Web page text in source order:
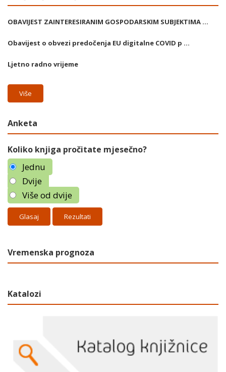
OBAVIJEST ZAINTERESIRANIM GOSPODARSKIM SUBJEKTIMA ...
Obavijest o obvezi predočenja EU digitalne COVID p ...
Ljetno radno vrijeme
Više
Anketa
Koliko knjiga pročitate mjesečno?
Jednu
Dvije
Više od dvije
Rezultati
Vremenska prognoza
Katalozi